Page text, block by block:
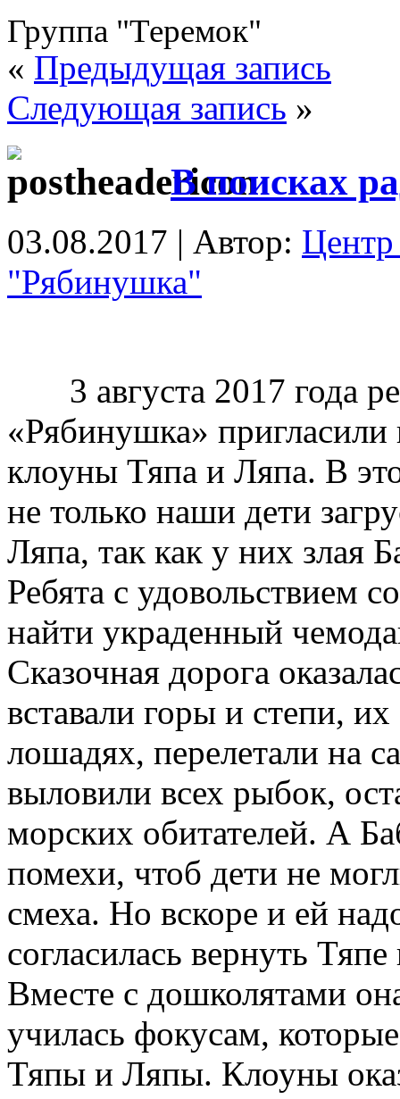
Группа "Теремок"
« Предыдущая запись
Следующая запись »
В поисках
03.08.2017 | Автор: Центр
"Рябинушка"
3 августа 2017 года
«Рябинушка»
клоуны Тяпа и Ляпа. В
не только наши дети
Ляпа, так как у них злая
Ребята с удовольствием
найти украденный
Сказочная дорога
вставали горы и степи,
лошадях, перелетали на
выловили всех рыбок,
морских обитателей. А
помехи, чтоб дети не
смеха. Но вскоре и ей
согласилась вернуть
Вместе с дошколятами
училась фокусам,
Тяпы и Ляпы. Клоуны